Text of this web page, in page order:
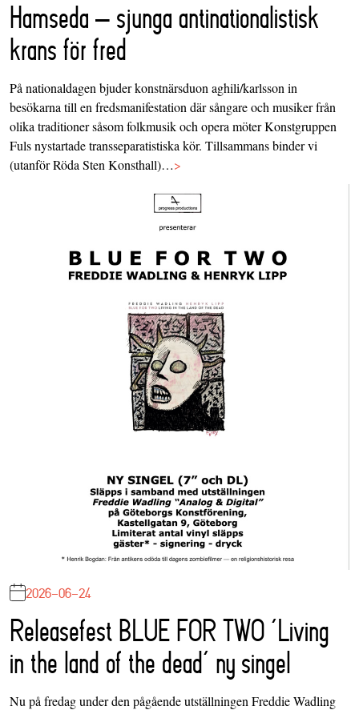
Hamseda – sjunga antinationalistisk
krans för fred
På nationaldagen bjuder konstnärsduon aghili/karlsson in
besökarna till en fredsmanifestation där sångare och musiker från
olika traditioner såsom folkmusik och opera möter Konstgruppen
Fuls nystartade transseparatistiska kör. Tillsammans binder vi
(utanför Röda Sten Konsthall)…>
2026-06-24
Releasefest BLUE FOR TWO ‘Living
in the land of the dead’ ny singel
Nu på fredag under den pågående utställningen Freddie Wadling